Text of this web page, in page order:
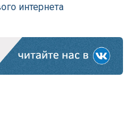
интернета